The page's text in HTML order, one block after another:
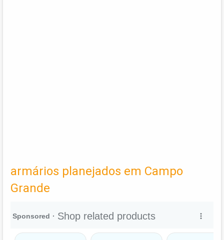
armários planejados em Campo
Grande